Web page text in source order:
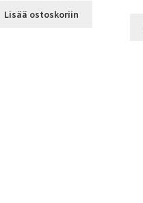
Lisää ostoskoriin